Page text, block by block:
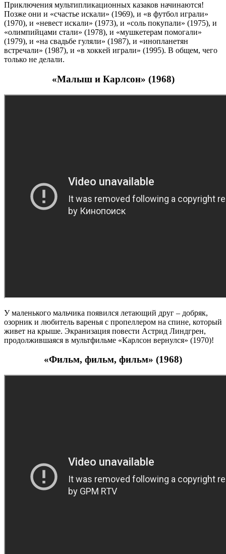
Приключения мультипликационных казаков начинаются!
Позже они и «счастье искали» (1969), и «в футбол играли»
(1970), и «невест искали» (1973), и «соль покупали» (1975), и
«олимпийцами стали» (1978), и «мушкетерам помогали»
(1979), и «на свадьбе гуляли» (1987), и «инопланетян
встречали» (1987), и «в хоккей играли» (1995). В общем, чего
только не делали.
«Малыш и Карлсон» (1968)
У маленького мальчика появился летающий друг – добряк,
озорник и любитель варенья с пропеллером на спине, который
живет на крыше. Экранизация повести Астрид Линдгрен,
продолжившаяся в мультфильме «Карлсон вернулся» (1970)!
«Фильм, фильм, фильм» (1968)